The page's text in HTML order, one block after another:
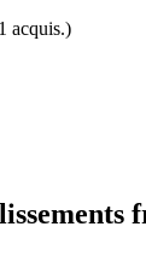
acquis.)